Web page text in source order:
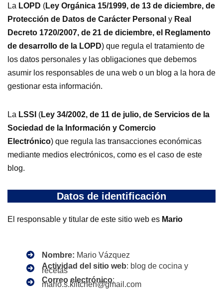
La LOPD (Ley Orgánica 15/1999, de 13 de diciembre, de
Protección de Datos de Carácter Personal y Real
Decreto 1720/2007, de 21 de diciembre, el Reglamento
de desarrollo de la LOPD) que regula el tratamiento de
los datos personales y las obligaciones que debemos
asumir los responsables de una web o un blog a la hora de
gestionar esta información.
La LSSI (Ley 34/2002, de 11 de julio, de Servicios de la
Sociedad de la Información y Comercio
Electrónico) que regula las transacciones económicas
mediante medios electrónicos, como es el caso de este
blog.
Datos de identificación
El responsable y titular de este sitio web es Mario
Nombre: Mario Vázquez
Actividad del sitio web: blog de cocina y
recetas
Correo electrónico:
mario.s.kiitchen@gmail.com